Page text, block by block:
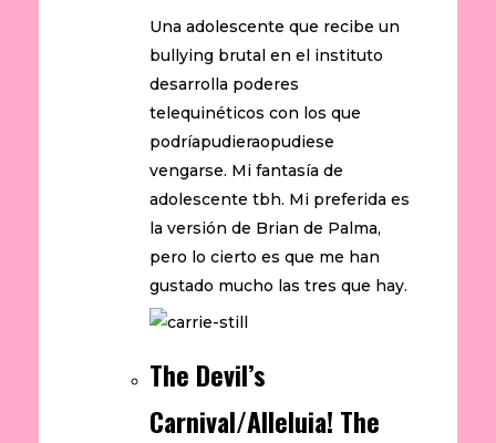
Una adolescente que recibe un
bullying brutal en el instituto
desarrolla poderes
telequinéticos con los que
podríapudieraopudiese
vengarse. Mi fantasía de
adolescente tbh. Mi preferida es
la versión de Brian de Palma,
pero lo cierto es que me han
gustado mucho las tres que hay.
The Devil’s
Carnival/Alleluia! The